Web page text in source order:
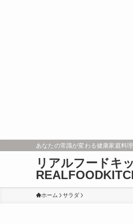
あなたの常識が変わる健康家庭料
リアルフードキ
ホーム サラダ